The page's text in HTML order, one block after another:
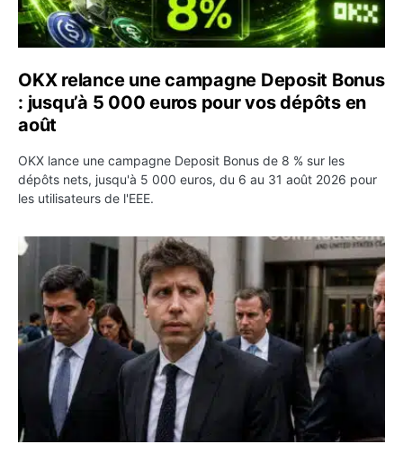
OKX relance une campagne Deposit Bonus
: jusqu’à 5 000 euros pour vos dépôts en
août
OKX lance une campagne Deposit Bonus de 8 % sur les
dépôts nets, jusqu'à 5 000 euros, du 6 au 31 août 2026 pour
les utilisateurs de l'EEE.
OpenAI demande le rejet de la plainte d’Apple et